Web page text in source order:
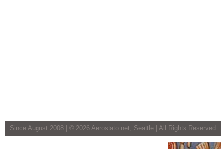
Since August 2008 | © 2026 Aerostato.net, Seattle | All Rights Reserved